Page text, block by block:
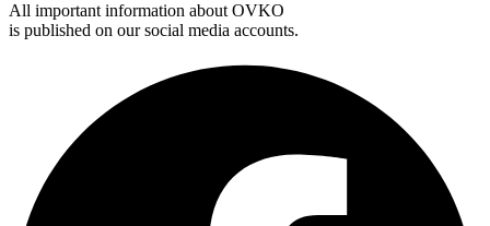
All important information about OVKO
is published on our social media accounts.